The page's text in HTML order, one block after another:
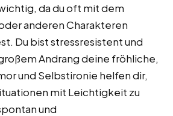
da du oft mit dem
anderen Charakteren
Du bist stressresistent und
Andrang deine fröhliche,
und Selbstironie helfen dir,
mit Leichtigkeit zu
und